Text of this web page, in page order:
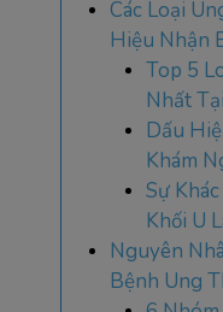
Các Loại
Hiệu Nhận
Top 5
Nhất
Dấu
Khám
Sự
Khối U
Nguyên
Bệnh Ung